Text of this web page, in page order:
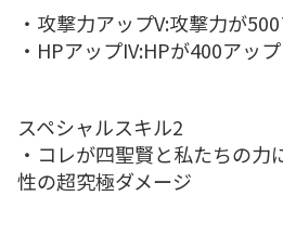
・攻撃力アップV:攻撃力が
・HPアップIV:HPが400アッ
スペシャルスキル2
・コレが四聖賢と私たちの力
性の超究極ダメージ